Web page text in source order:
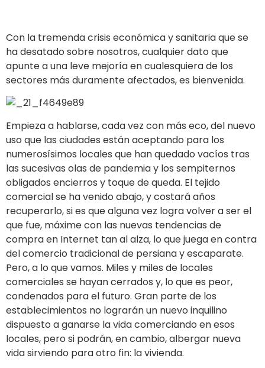
Con la tremenda crisis económica y sanitaria que se
ha desatado sobre nosotros, cualquier dato que
apunte a una leve mejoría en cualesquiera de los
sectores más duramente afectados, es bienvenida.
Empieza a hablarse, cada vez con más eco, del nuevo
uso que las ciudades están aceptando para los
numerosísimos locales que han quedado vacíos tras
las sucesivas olas de pandemia y los sempiternos
obligados encierros y toque de queda. El tejido
comercial se ha venido abajo, y costará años
recuperarlo, si es que alguna vez logra volver a ser el
que fue, máxime con las nuevas tendencias de
compra en Internet tan al alza, lo que juega en contra
del comercio tradicional de persiana y escaparate.
Pero, a lo que vamos. Miles y miles de locales
comerciales se hayan cerrados y, lo que es peor,
condenados para el futuro. Gran parte de los
establecimientos no lograrán un nuevo inquilino
dispuesto a ganarse la vida comerciando en esos
locales, pero si podrán, en cambio, albergar nueva
vida sirviendo para otro fin: la vivienda.